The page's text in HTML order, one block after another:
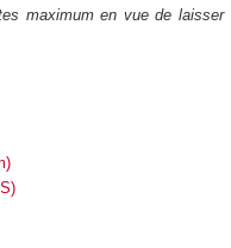
maximum en vue de laisser